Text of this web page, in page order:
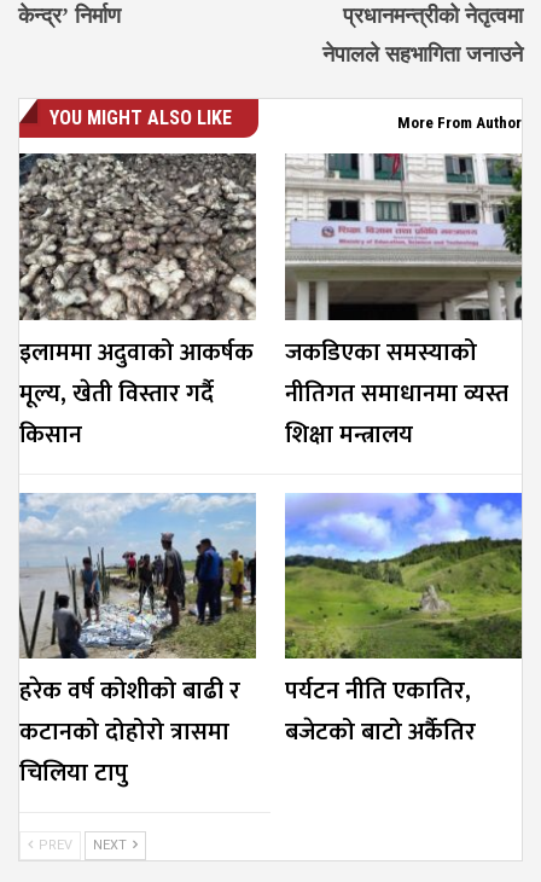
केन्द्र’ निर्माण
प्रधानमन्त्रीको नेतृत्वमा
नेपालले सहभागिता जनाउने
YOU MIGHT ALSO LIKE More From Author
इलाममा अदुवाको आकर्षक
मूल्य, खेती विस्तार गर्दै
किसान
जकडिएका समस्याको
नीतिगत समाधानमा व्यस्त
शिक्षा मन्त्रालय
हरेक वर्ष कोशीको बाढी र
कटानको दोहोरो त्रासमा
चिलिया टापु
पर्यटन नीति एकातिर,
बजेटको बाटो अर्कैतिर
PREV NEXT